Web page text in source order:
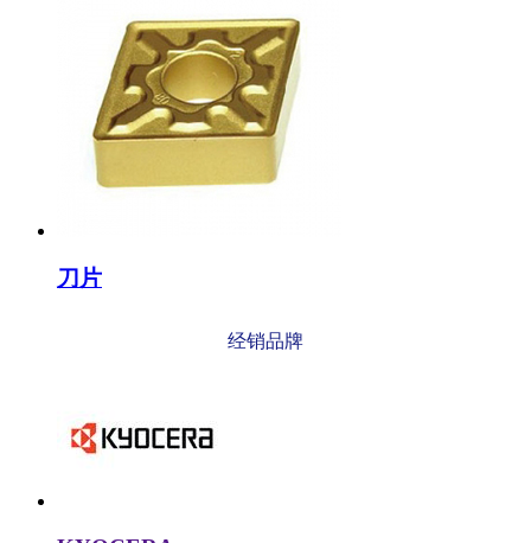
刀片
经销品牌